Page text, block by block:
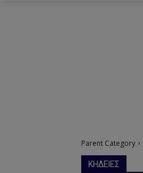
Parent Category
ΚΗΔΕΙΕΣ